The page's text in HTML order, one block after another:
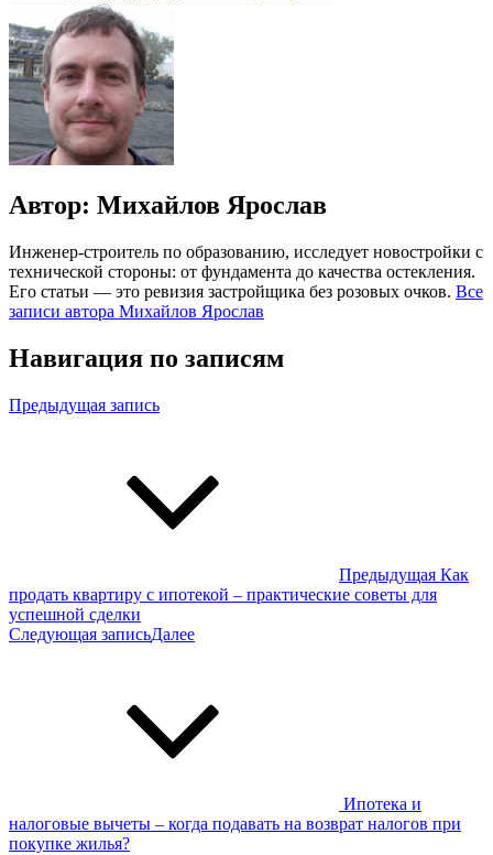
Автор: Михайлов Ярослав
Инженер-строитель по образованию, исследует новостройки с
технической стороны: от фундамента до качества остекления.
Его статьи — это ревизия застройщика без розовых очков. Все
записи автора Михайлов Ярослав
Навигация по записям
Предыдущая запись
Предыдущая Как
продать квартиру с ипотекой – практические советы для
успешной сделки
Следующая записьДалее
Ипотека и
налоговые вычеты – когда подавать на возврат налогов при
покупке жилья?